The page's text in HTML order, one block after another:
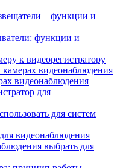
– функции и
функции и
к видеорегистратору
видеонаблюдения
видеонаблюдения
для
для систем
видеонаблюдения
выбрать для